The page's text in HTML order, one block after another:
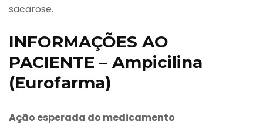
sacarose.
INFORMAÇÕES AO
PACIENTE – Ampicilina
(Eurofarma)
Ação esperada do medicamento